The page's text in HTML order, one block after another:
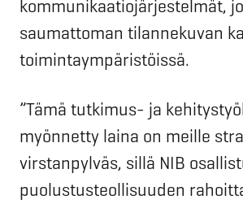
kommunikaatiojärjestelmät,
saumattoman tilannekuvan
toimintaympäristöissä.
”Tämä tutkimus- ja
myönnetty laina on meille
virstanpylväs, sillä NIB
puolustusteollisuuden